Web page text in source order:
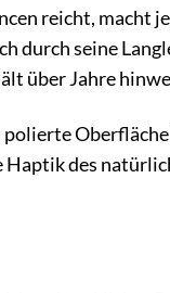
reicht, macht
durch seine
über Jahre
Haptik des